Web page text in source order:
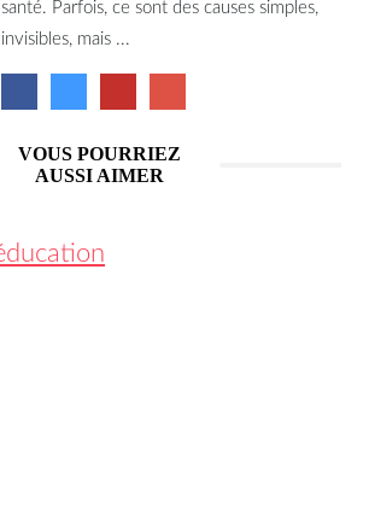
santé. Parfois, ce sont des causes simples,
invisibles, mais ...
VOUS POURRIEZ
AUSSI AIMER